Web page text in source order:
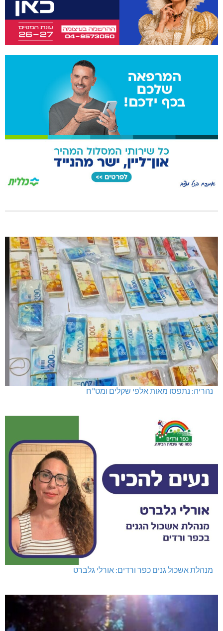
נהריה: נתפסו מאות אלפי שקלים ומט"ח
מנהלת אשכול גנים כפר ורדים: אורלי גלברט